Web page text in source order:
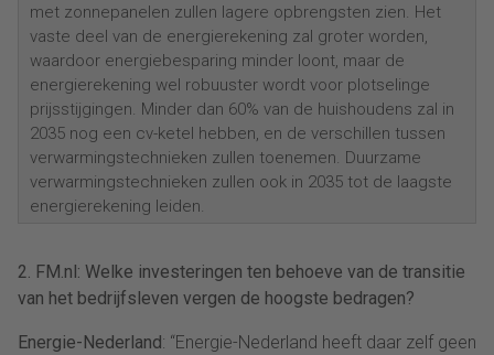
met zonnepanelen zullen lagere opbrengsten zien. Het
vaste deel van de energierekening zal groter worden,
waardoor energiebesparing minder loont, maar de
energierekening wel robuuster wordt voor plotselinge
prijsstijgingen. Minder dan 60% van de huishoudens zal in
2035 nog een cv-ketel hebben, en de verschillen tussen
verwarmingstechnieken zullen toenemen. Duurzame
verwarmingstechnieken zullen ook in 2035 tot de laagste
energierekening leiden.
2. FM.nl: Welke investeringen ten behoeve van de transitie
van het bedrijfsleven vergen de hoogste bedragen?
Energie-Nederland: “Energie-Nederland heeft daar zelf geen